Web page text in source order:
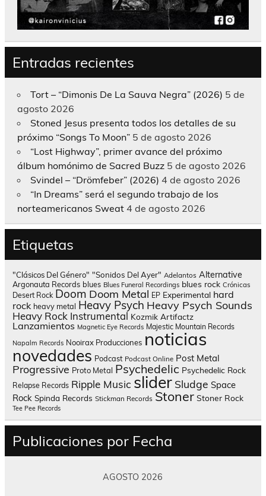
Entradas recientes
Tort – “Dimonis De La Sauva Negra” (2026) 5 de
agosto 2026
Stoned Jesus presenta todos los detalles de su
próximo “Songs To Moon” 5 de agosto 2026
“Lost Highway”, primer avance del próximo
álbum homónimo de Sacred Buzz 5 de agosto 2026
Svindel – “Drömfeber” (2026) 4 de agosto 2026
“In Dreams” será el segundo trabajo de los
norteamericanos Sweat 4 de agosto 2026
Etiquetas
"Clásicos Del Género" "Sonidos Del Ayer" Adelantos Alternative
Argonauta Records blues Blues Funeral Recordings blues rock Crónicas
Desert Rock Doom Doom Metal EP Experimental hard
rock heavy metal Heavy Psych Heavy Psych Sounds
Heavy Rock Instrumental Kozmik Artifactz
Lanzamientos Magnetic Eye Records Majestic Mountain Records
Napalm Records Nooirax Producciones noticias
novedades Podcast Podcast Online Post Metal
Progressive Proto Metal Psychedelic Psychedelic Rock
Relapse Records Ripple Music slider Sludge Space
Rock Spinda Records Stickman Records Stoner Stoner Rock
Tee Pee Records
Publicaciones por Fecha
AGOSTO 2026